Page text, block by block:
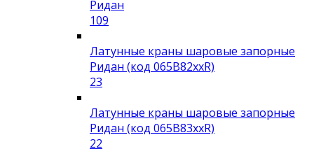
Ридан
109
Латунные краны шаровые запорные
Ридан (код 065B82xxR)
23
Латунные краны шаровые запорные
Ридан (код 065B83xxR)
22